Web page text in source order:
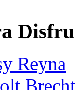
Reyna
Brecht